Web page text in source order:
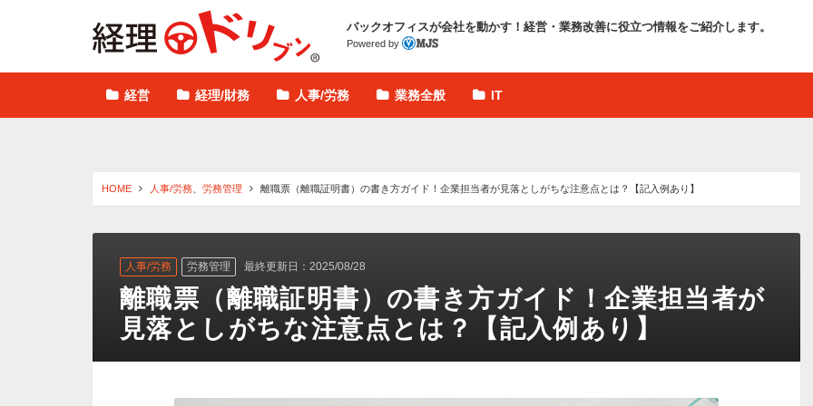
バックオフィスが会社を動かす！ 経営・業務改善に役立つ情報をご紹介します。
Powered by
経営 経理/財務 人事/労務 業務全般 IT
HOME 人事/労務 労務管理 離職票（離職証明書）の書き方ガイド！企業担当者が見落としがちな注意点とは？【記入例あり】
人事/労務 労務管理 最終更新日：2025/08/28
離職票（離職証明書）の書き方ガイド！企業担当者が
見落としがちな注意点とは？【記入例あり】